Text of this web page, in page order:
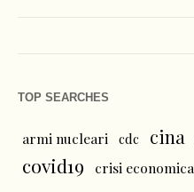
TOP SEARCHES
armi nucleari cdc cina
covid19 crisi economica